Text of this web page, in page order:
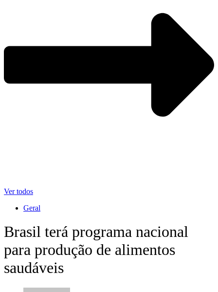
Ver todos
Geral
Brasil terá programa nacional
para produção de alimentos
saudáveis